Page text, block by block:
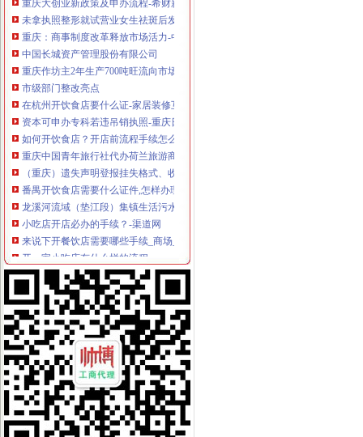
未拿执照整形就试营业女生祛斑后发红起痘-童颜网
重庆：商事制度改革释放市场活力-中国质量新闻网
中国长城资产管理股份有限公司
重庆作坊主2年生产700吨旺流向市场_襄日报网
市级部门整改亮点
在杭州开饮食店要什么证-家居装修互动问答
资本可申办专科若违吊销执照-重庆日报网
如何开饮食店？开店前流程手续怎么办_开饮食店聚合信息_开店之家
重庆中国青年旅行社代办荷兰旅游商务签证_欣欣旅游网
（重庆）遗失声明登报挂失格式、收费标准
番禺开饮食店需要什么证件,怎样办理-广州58同城
龙溪河流域（垫江段）集镇生活污水处理厂工程设计招标公告
小吃店开店必办的手续？-渠道网
来说下开餐饮店需要哪些手续_商场_土巴兔问吧
开一家小吃店有什么样的流程
上海商行注册流程,商行注册程序_周边服务栏目_机电之家网
重庆市经济和信息化委员会-设置使用移动平台地球站管理暂行办发布
南川餐饮单位油烟排放需“持证”-重庆日报网
车辆工程科实训耗材采购项目招标文件（第二次）——重庆市工业
出具租赁证明要交300元？-房产新闻-重庆搜狐焦点网
开一家小吃加盟店要办什么手续-渠道网
商事制度改革2年月均新设主体数增45.16%-重庆-新闻-旅游-黔江新闻
车辆工程科实训耗材采购项目招标文件——重庆市工业学校、重庆
开办小型砂石场需要哪些程序
开个餐饮店要什么手续？_已解决-阿里巴巴生意经
开一家饮食店要办的手续_一大把餐饮行业圈